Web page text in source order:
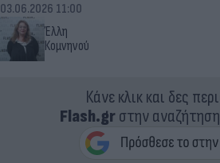
Έλλη
Κομνηνού
03.06.2026 11:00
Κάνε κλικ και δες
Flash.grστην